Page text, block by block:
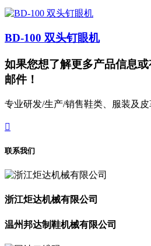
BD-100 双头钉眼机
如果您想了解更多产品信息
邮件！
专业研发/生产/销售鞋类、服装及

联系我们
浙江炬达机械有限公司
温州邦达制鞋机械有限公司